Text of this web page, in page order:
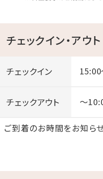
チェックイン・アウト
チェックイン
チェックアウト ～
ご到着のお時間をお知ら